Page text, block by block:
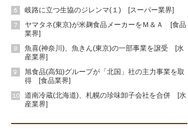
岐路に立つ生協のジレンマ(１) [スーパー業界]
ヤマタネ(東京)が米麹食品メーカーをＭ＆Ａ [食品
業界]
魚喜(神奈川)、魚きん(東京)の一部事業を譲受 [水
産業界]
旭食品(高知)グループが「北国」社の主力事業を取
得 [食品業界]
道南冷蔵(北海道)、札幌の珍味卸子会社を合併 [水
産業界]